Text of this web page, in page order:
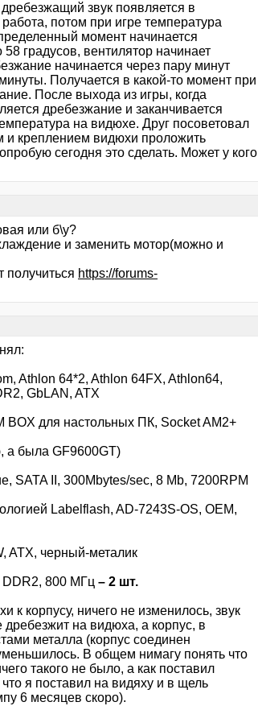
звук появляется в
потом при игре температура
момент начинается
градусов, вентилятор начинает
начинается через пару минут
Получается в какой-то момент при
После выхода из игры, когда
дребезжание и заканчивается
на видюхе. Друг посоветовал
и креплением видюхи проложить
сегодня это сделать. Может у кого
или б\у?
и заменить мотор(можно и
получиться https://forums-
Athlon 64*2, Athlon 64FX, Athlon64,
GbLAN, ATX
BOX для настольных ПК, Socket AM2+
а была GF9600GT)
SATA II, 300Mbytes/sec, 8 Mb, 7200RPM
Labelflash, AD-7243S-OS, OEM,
ATX, черный-металик
DDR2, 800 МГц – 2 шт.
к корпусу, ничего не изменилось, звук
на видюха, а корпус, в
металла (корпус соединен
В общем нимагу понять что
такого не было, а как поставил
я поставил на видяху и в щель
6 месяцев скоро).